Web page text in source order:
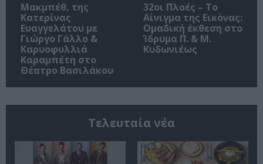
Μακμπέθ, της
Κατερίνας
Ευαγγελάτου με
Γιώργο Γάλλο &
Καρυοφυλλιά
Καραμπέτη στο
Θέατρο Βασιλάκου
32οι Πλοές – Το
Αίνιγμα της Εικόνας:
Ομαδική έκθεση στο
Ίδρυμα Π. & Μ.
Κυδωνιέως
Τελευταία νέα